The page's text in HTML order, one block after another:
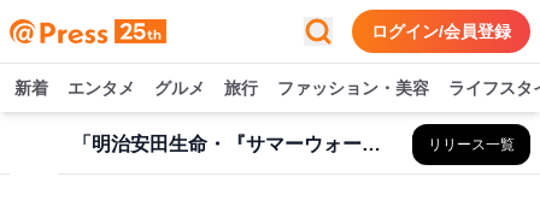
ログイン/会員登録
新着 エンタメ グルメ 旅行 ファッション・美容 ライフスタ
「明治安田生命・『サマーウォーズ』10周年」PR事務局 リリース一覧